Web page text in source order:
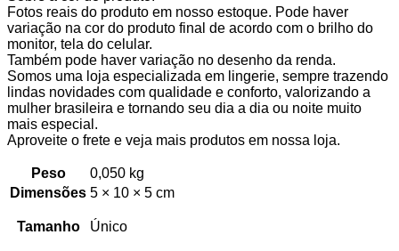
Fotos reais do produto em nosso estoque. Pode haver
variação na cor do produto final de acordo com o brilho do
monitor, tela do celular.
Também pode haver variação no desenho da renda.
Somos uma loja especializada em lingerie, sempre trazendo
lindas novidades com qualidade e conforto, valorizando a
mulher brasileira e tornando seu dia a dia ou noite muito
mais especial.
Aproveite o frete e veja mais produtos em nossa loja.
Peso
0,050 kg
Dimensões 5 × 10 × 5 cm
Tamanho Único